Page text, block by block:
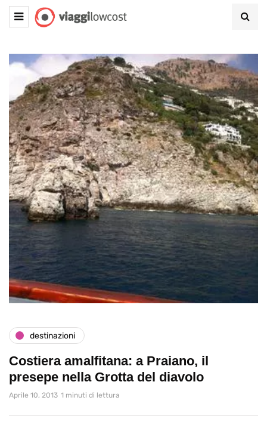
destinazioni
Costiera amalfitana: a Praiano, il
presepe nella Grotta del diavolo
Aprile 10, 2013 1 minuti di lettura